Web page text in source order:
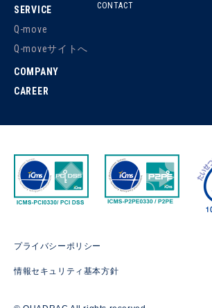
SERVICE
Q-move
Q-moveサイトへ
COMPANY
CAREER
CONTACT
プライバシーポリシー
情報セキュリティ基本方針